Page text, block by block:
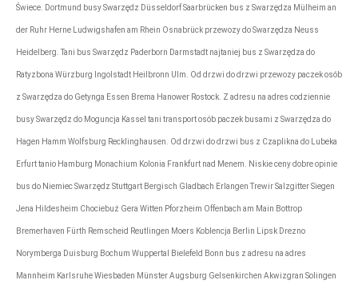
Świece. Dortmund busy Swarzędz Düsseldorf Saarbrücken bus z Swarzędza Mülheim an
der Ruhr Herne Ludwigshafen am Rhein Osnabrück przewozy do Swarzędza Neuss
Heidelberg. Tani bus Swarzędz Paderborn Darmstadt najtaniej bus z Swarzędza do
Ratyzbona Würzburg Ingolstadt Heilbronn Ulm. Od drzwi do drzwi przewozy paczek osób
z Swarzędza do Getynga Essen Brema Hanower Rostock. Z adresu na adres codziennie
busy Swarzędz do Moguncja Kassel tani transport osób paczek busami z Swarzędza do
Hagen Hamm Wolfsburg Recklinghausen. Od drzwi do drzwi bus z Czaplikna do Lubeka
Erfurt tanio Hamburg Monachium Kolonia Frankfurt nad Menem. Niskie ceny dobre opinie
bus do Niemiec Swarzędz Stuttgart Bergisch Gladbach Erlangen Trewir Salzgitter Siegen
Jena Hildesheim Chociebuż Gera Witten Pforzheim Offenbach am Main Bottrop
Bremerhaven Fürth Remscheid Reutlingen Moers Koblencja Berlin Lipsk Drezno
Norymberga Duisburg Bochum Wuppertal Bielefeld Bonn bus z adresu na adres
Mannheim Karlsruhe Wiesbaden Münster Augsburg Gelsenkirchen Akwizgran Solingen